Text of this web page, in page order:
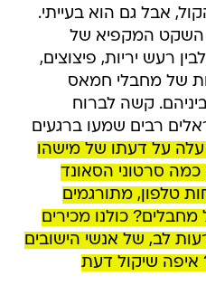
אבל גם הוא בעייתי.
השקט המקפיא של
רעש יריות, פיצוצים,
של מחבלי חמאס
קשה לברוח
רבים שמעו ברגעים
עלה על דעתו של מישהו
סרטוני הסאונד
טלפון, מתורגמים
כולנו מכירים
לב, של אנשי הישובים
איפה שיקול דעת